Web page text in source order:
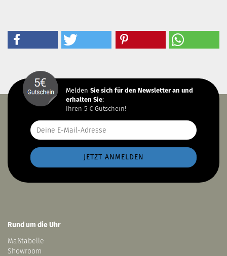
Melden Sie sich für den Newsletter an und
erhalten Sie:
Ihren 5 € Gutschein!
Rund um die Uhr
Maßtabelle
Showroom